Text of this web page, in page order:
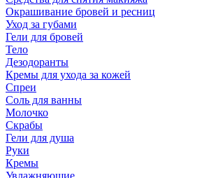
Окрашивание бровей и ресниц
Уход за губами
Гели для бровей
Тело
Дезодоранты
Кремы для ухода за кожей
Спреи
Соль для ванны
Молочко
Скрабы
Гели для душа
Руки
Кремы
Увлажняющие